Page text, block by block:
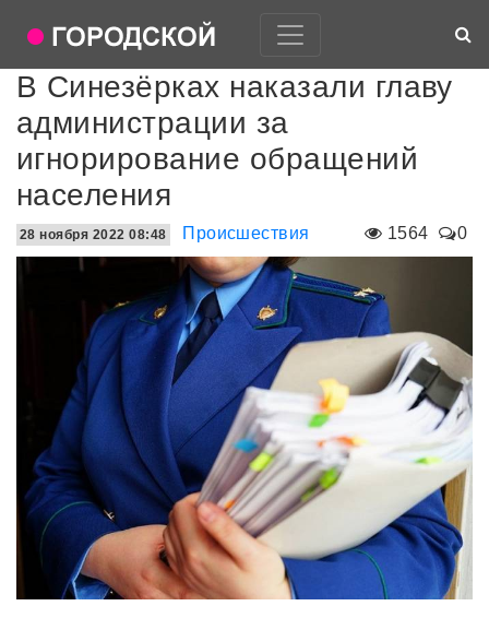
В Синезёрках наказали главу
администрации за
игнорирование обращений
населения
1564 0
28 ноября 2022 08:48 Происшествия